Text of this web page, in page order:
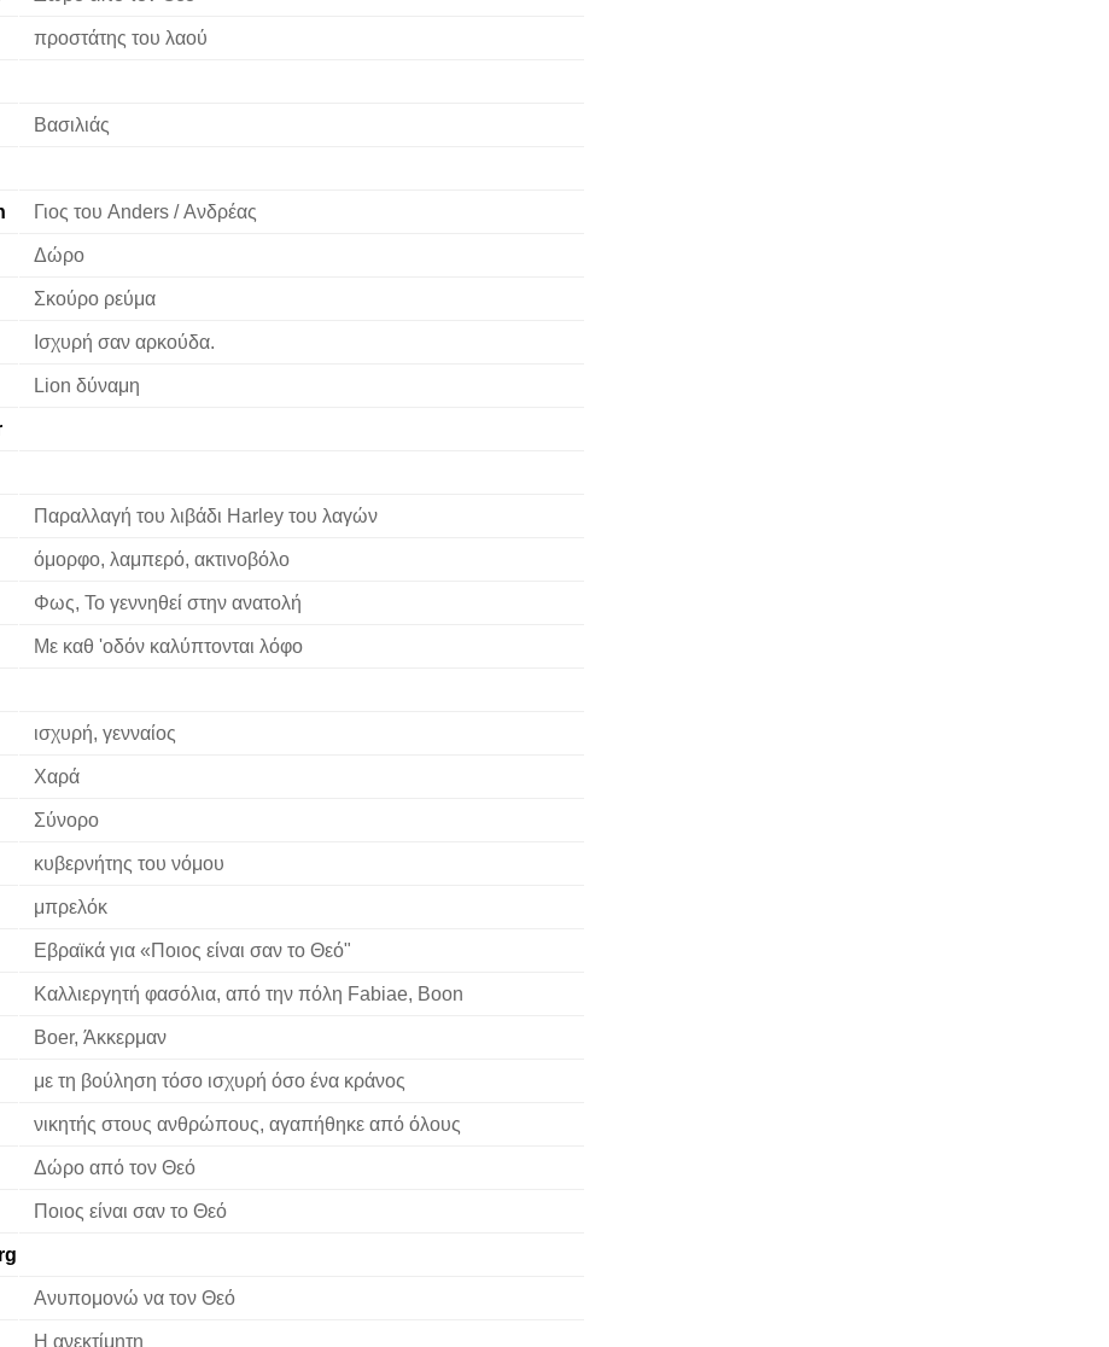
προστάτης του λαού
Βασιλιάς
Γιος του Anders / Ανδρέας
Δώρο
Σκούρο ρεύμα
Ισχυρή σαν αρκούδα.
Lion δύναμη
Παραλλαγή του λιβάδι Harley του λαγών
όμορφο, λαμπερό, ακτινοβόλο
Φως, Το γεννηθεί στην ανατολή
Με καθ 'οδόν καλύπτονται λόφο
ισχυρή, γενναίος
Χαρά
Σύνορο
κυβερνήτης του νόμου
μπρελόκ
Εβραϊκά για «Ποιος είναι σαν το Θεό"
Καλλιεργητή φασόλια, από την πόλη Fabiae, Boon
Boer, Άκκερμαν
με τη βούληση τόσο ισχυρή όσο ένα κράνος
νικητής στους ανθρώπους, αγαπήθηκε από όλους
Δώρο από τον Θεό
Ποιος είναι σαν το Θεό
Ανυπομονώ να τον Θεό
Η ανεκτίμητη